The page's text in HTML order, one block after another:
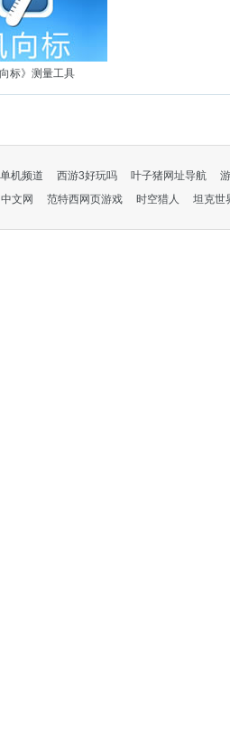
向标》测量工具
机频道 西游3好玩吗 叶子猪网址导航
文网 范特西网页游戏 时空猎人 坦克世